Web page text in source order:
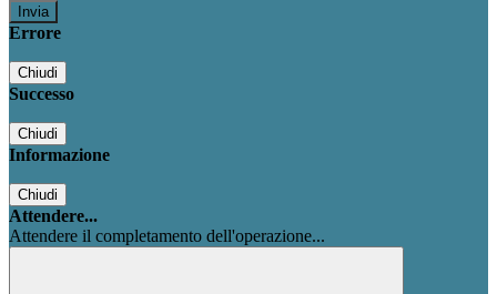
Errore
Chiudi
Successo
Chiudi
Informazione
Chiudi
Attendere...
Attendere il completamento dell'operazione...